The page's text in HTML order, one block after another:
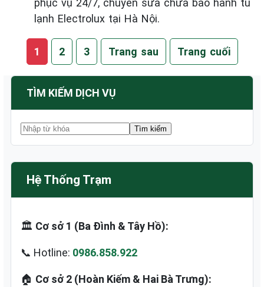
lạnh Electrolux tại Hà Nội.
1 2 3 Trang sau Trang cuối
TÌM KIẾM DỊCH VỤ
Hệ Thống Trạm
🏛️ Cơ sở 1 (Ba Đình & Tây Hồ):
📞 Hotline: 0986.858.922
🏠 Cơ sở 2 (Hoàn Kiếm & Hai Bà Trưng):